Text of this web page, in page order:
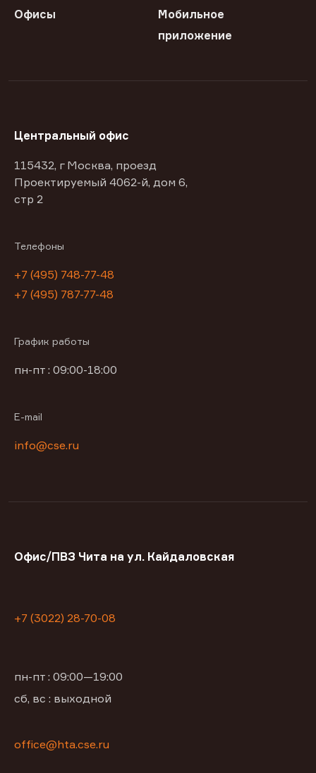
Офисы
Мобильное
приложение
Центральный офис
115432, г Москва, проезд
Проектируемый 4062-й, дом 6,
стр 2
Телефоны
+7 (495) 748-77-48
+7 (495) 787-77-48
График работы
пн-пт : 09:00-18:00
E-mail
info@cse.ru
Офис/ПВЗ Чита на ул. Кайдаловская
+7 (3022) 28-70-08
пн-пт : 09:00—19:00
сб, вс : выходной
office@hta.cse.ru